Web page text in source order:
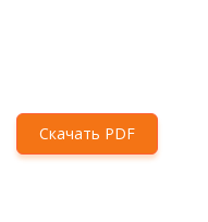
Скачать PDF